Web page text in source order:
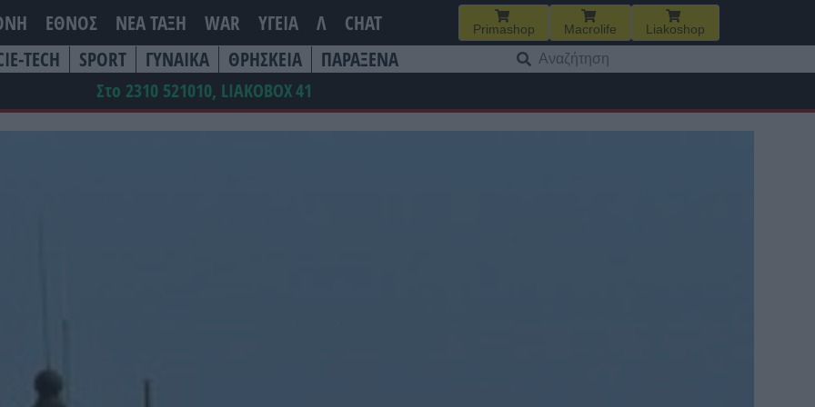
ΕΘΝΟΣ ΝΕΑ ΤΆΞΗ WAR ΥΓΕΙΑ Λ CHAT Primashop Macrolife Liakoshop
TECH SPORT ΓΥΝΑΙΚΑ ΘΡΗΣΚΕΙΑ ΠΑΡΑΞΕΝΑ
για:
Στο 2310 521010, LIAKOBOX41